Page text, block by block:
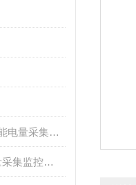
AMC300L多回路智能电量采集监控装置
AMC200多回路电量采集监控装置